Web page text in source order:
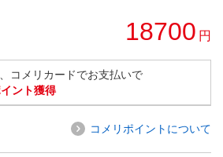
18700 円
コメリカードでお支払いで
ント獲得
コメリポイントについて